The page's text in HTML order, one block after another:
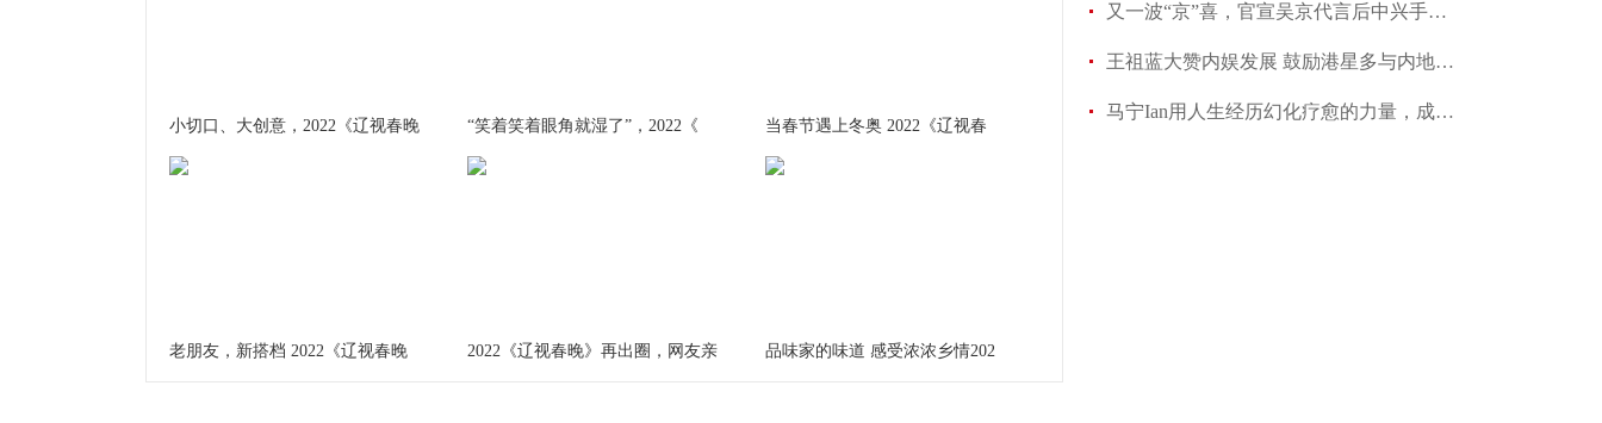
小切口、大创意，2022《辽视春晚 “笑着笑着眼角就湿了”，2022《 当春节遇上冬奥 2022《辽视春
老朋友，新搭档 2022《辽视春晚 2022《辽视春晚》再出圈，网友亲 品味家的味道 感受浓浓乡情202
又一波“京”喜，官宣吴京代言后中兴手机再送年货
王祖蓝大赞内娱发展 鼓励港星多与内地交流互动
马宁Ian用人生经历幻化疗愈的力量，成就美力情感